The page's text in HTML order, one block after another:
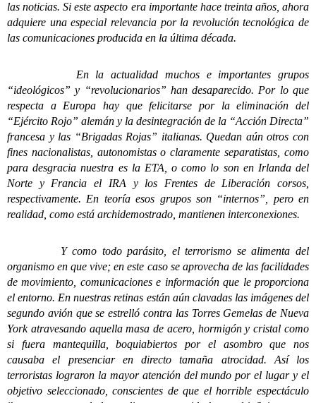
las noticias. Si este aspecto era importante hace treinta años, ahora
adquiere una especial relevancia por la revolución tecnológica de
las comunicaciones producida en la última década.
En la actualidad muchos e importantes grupos
“ideológicos” y “revolucionarios” han desaparecido. Por lo que
respecta a Europa hay que felicitarse por la eliminación del
“Ejército Rojo” alemán y la desintegración de la “Acción Directa”
francesa y las “Brigadas Rojas” italianas. Quedan aún otros con
fines nacionalistas, autonomistas o claramente separatistas, como
para desgracia nuestra es la ETA, o como lo son en Irlanda del
Norte y Francia el IRA y los Frentes de Liberación corsos,
respectivamente. En teoría esos grupos son “internos”, pero en
realidad, como está archidemostrado, mantienen interconexiones.
Y como todo parásito, el terrorismo se alimenta del
organismo en que vive; en este caso se aprovecha de las facilidades
de movimiento, comunicaciones e información que le proporciona
el entorno. En nuestras retinas están aún clavadas las imágenes del
segundo avión que se estrelló contra las Torres Gemelas de Nueva
York atravesando aquella masa de acero, hormigón y cristal como
si fuera mantequilla, boquiabiertos por el asombro que nos
causaba el presenciar en directo tamaña atrocidad. Así los
terroristas lograron la mayor atención del mundo por el lugar y el
objetivo seleccionado, conscientes de que el horrible espectáculo